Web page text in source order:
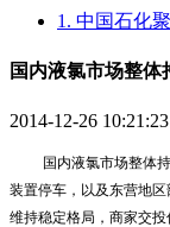
1. 中国石化
国内液氯市场整
2014-12-26 10:21:23
国内液氯市场整体
装置停车，以及东营地
维持稳定格局，商家交